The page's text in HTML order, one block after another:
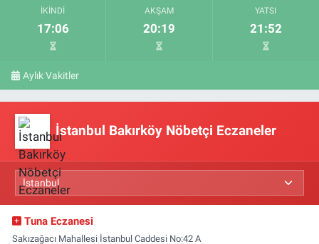
İKINDI
17:06
AKŞAM
20:19
YATSI
21:52
Aylık Vakitler
İstanbul Bakırköy Nöbetçi Eczaneler
Tuna Eczanesi
Sakızağacı Mahallesi İstanbul Caddesi No:42 A